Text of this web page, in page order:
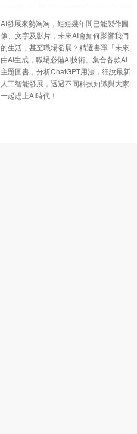
AI發展來勢洶洶，短短幾年間已能製作圖
像、文字及影片，未來AI會如何影響我們
的生活，甚至職場發展？精選書單「未來
由AI生成，職場必備AI技術」集合各款AI
主題圖書，分析ChatGPT用法，細說最新
人工智能發展，透過不同科技知識與大家
一起趕上AI時代！